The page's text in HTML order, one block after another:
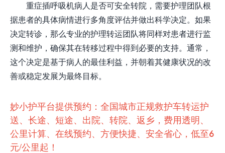
重症插呼吸机病人是否可安全转院，需要护理团队根
据患者的具体病情进行多角度评估并做出科学决定。如果
决定转诊，那么专业的护理转运团队将同样对患者进行监
测和维护，确保其在转移过程中得到必要的支持。通常，
这个决定是基于病人的最佳利益，并朝着其健康状况的改
善或稳定发展为最终目标。
妙小护平台提供预约：全国城市正规救护车转运护
送、长途、短途、出院、转院、返乡，费用透明、
公里计算、在线预约、方便快捷、安全省心，低至6
元/公里起！